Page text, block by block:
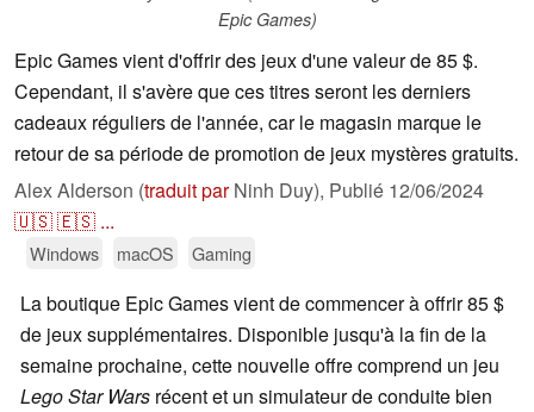
Epic Games)
Epic Games vient d'offrir des jeux d'une valeur de 85 $.
Cependant, il s'avère que ces titres seront les derniers
cadeaux réguliers de l'année, car le magasin marque le
retour de sa période de promotion de jeux mystères gratuits.
Alex Alderson (traduit parNinh Duy), Publié 12/06/2024
🇺🇸🇪🇸 ...
Windows macOS Gaming
La boutique Epic Games vient de commencer à offrir 85 $
de jeux supplémentaires. Disponible jusqu'à la fin de la
semaine prochaine, cette nouvelle offre comprend un jeu
Lego Star Wars récent et un simulateur de conduite bien